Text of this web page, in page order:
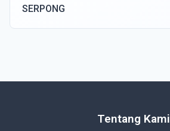
SERPONG
Tentang Kami